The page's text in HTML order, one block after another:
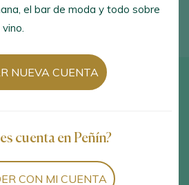
MÁS DE 30 AÑOS DE
el bar de moda y todo sobre
NUEVA CUENTA
cuenta en Peñín?
CON MI CUENTA